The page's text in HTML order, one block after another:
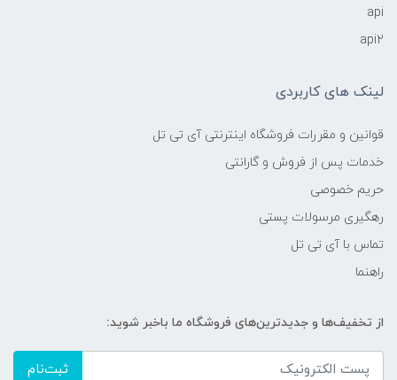
api
api2
لینک های کاربردی
قوانین و مقررات فروشگاه اینترنتی آی تی تل
خدمات پس از فروش و گارانتی
حریم خصوصی
رهگیری مرسولات پستی
تماس با آی تی تل
راهنما
از تخفیف‌ها و جدیدترین‌های فروشگاه ما باخبر شوید:
ثبت‌نام